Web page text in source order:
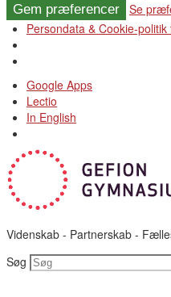
Gem præferencer
Se
Persondata & Cookie-
Videre
til
indhold
Google Apps
Lectio
In English
Videnskab - Partnerskab -
Søg